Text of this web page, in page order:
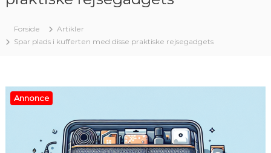
Forside
Artikler
Spar plads i kufferten med disse praktiske rejsegadgets
Annonce